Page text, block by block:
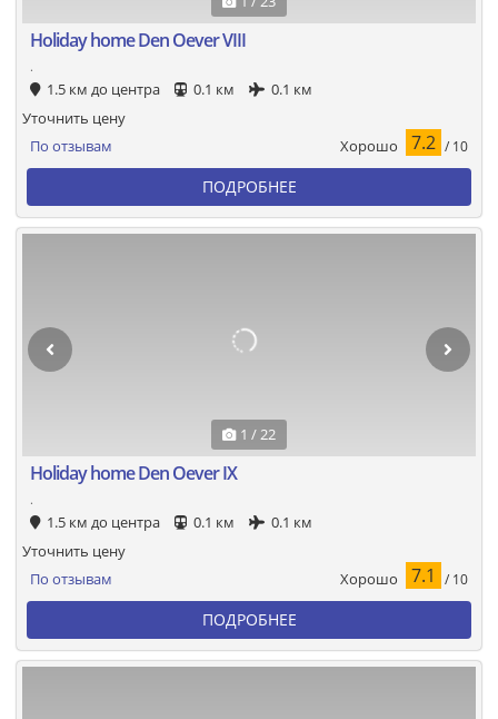
Holiday home Den Oever VIII
.
1.5 км до центра 0.1 км 0.1 км
По отзывам Хорошо 7.2 / 10
Уточнить цену
ПОДРОБНЕЕ
1 / 22
Holiday home Den Oever IX
.
1.5 км до центра 0.1 км 0.1 км
По отзывам Хорошо 7.1 / 10
Уточнить цену
ПОДРОБНЕЕ